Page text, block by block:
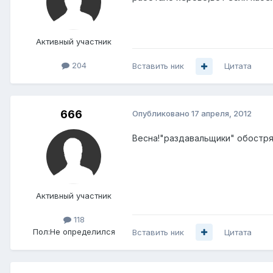
Активный участник
204 Вставить ник Цитата
666
Активный участник
118
Пол:Не определился
Опубликовано 17 апреля, 2012
Весна!"раздавальщики"
Вставить ник Цитата